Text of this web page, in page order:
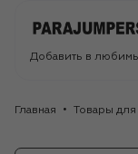
Добавить в
Главная Товары